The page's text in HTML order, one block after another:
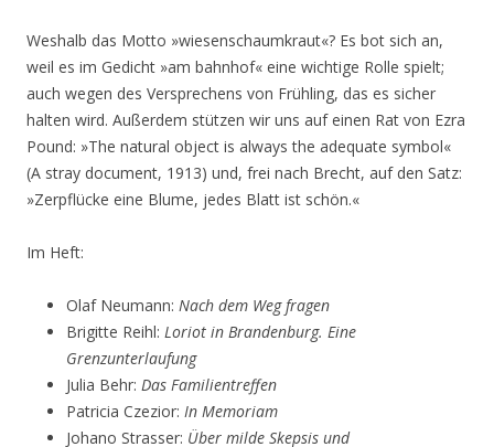
Weshalb das Motto »wiesenschaumkraut«? Es bot sich an,
weil es im Gedicht »am bahnhof« eine wichtige Rolle spielt;
auch wegen des Versprechens von Frühling, das es sicher
halten wird. Außerdem stützen wir uns auf einen Rat von Ezra
Pound: »The natural object is always the adequate symbol«
(A stray document, 1913) und, frei nach Brecht, auf den Satz:
»Zerpflücke eine Blume, jedes Blatt ist schön.«
Im Heft:
Olaf Neumann: Nach dem Weg fragen
Brigitte Reihl: Loriot in Brandenburg. Eine
Grenzunterlaufung
Julia Behr: Das Familientreffen
Patricia Czezior: In Memoriam
Johano Strasser: Über milde Skepsis und